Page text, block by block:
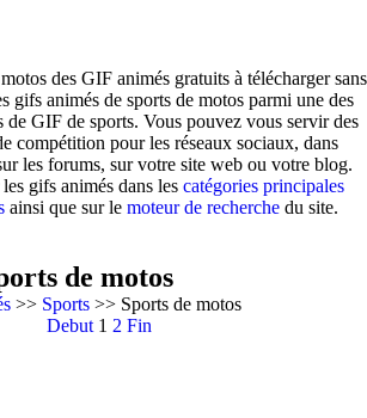
des GIF animés gratuits à télécharger sans
gifs animés de sports de motos parmi une des
de GIF de sports. Vous pouvez vous servir des
compétition pour les réseaux sociaux, dans
les forums, sur votre site web ou votre blog.
gifs animés dans les catégories principales
ainsi que sur le moteur de recherche du site.
de motos
>> Sports >> Sports de motos
Debut 1 2 Fin